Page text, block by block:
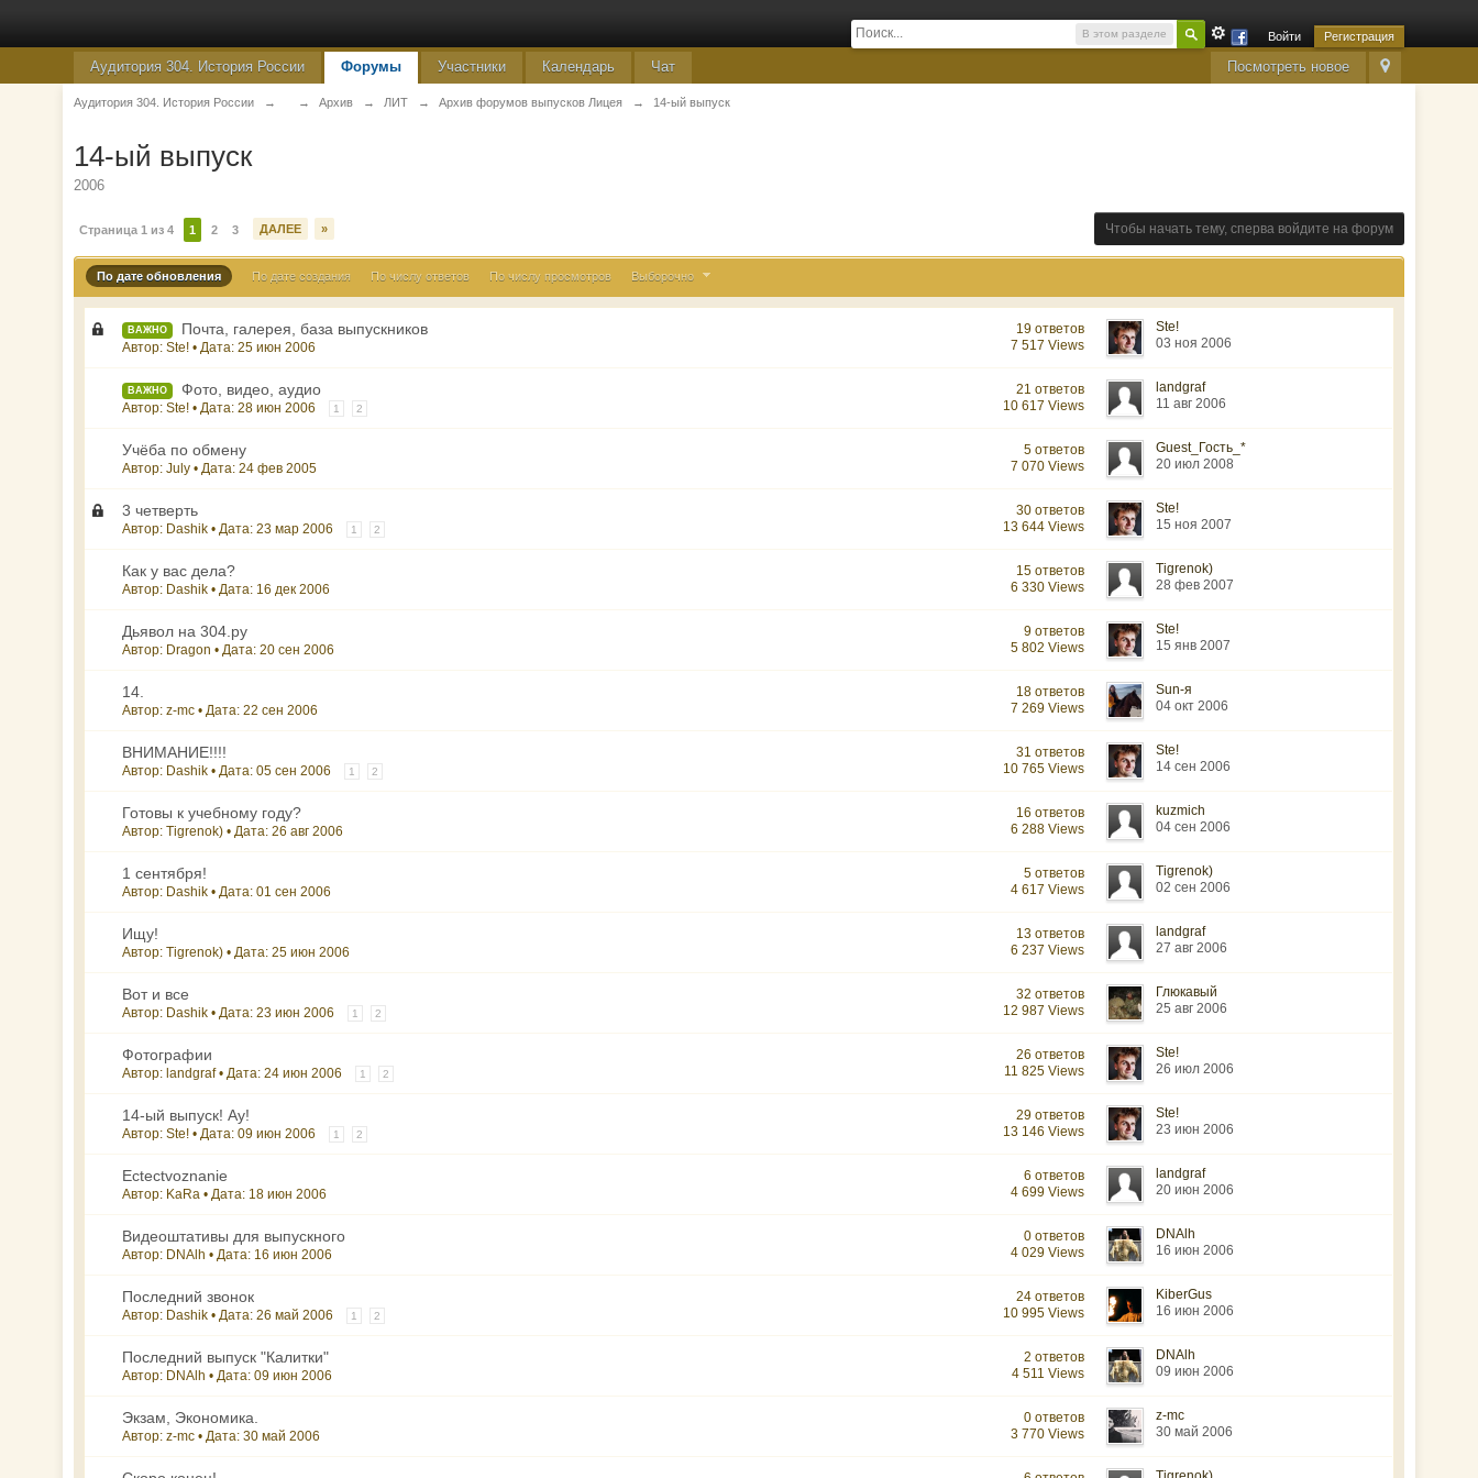
В этом разделе Войти Регистрация
Посмотреть новое
Аудитория 304. История России Форумы Участники Календарь Чат
Аудитория 304. История России → → Архив → ЛИТ → Архив форумов выпусков Лицея → 14-ый выпуск
14-ый выпуск
2006
Страница 1 из 4 1 2 3 ДАЛЕЕ » Чтобы начать тему, сперва войдите на форум
По дате обновления По дате создания По числу ответов По числу просмотров Выборочно
ВАЖНО Почта, галерея, база выпускников
Автор: Ste! • Дата:25 июн 2006
19 ответов
7 517 Views
Ste!
03 ноя 2006
ВАЖНО Фото, видео, аудио
Автор: Ste! • Дата:28 июн 2006 1 2
21 ответов
10 617 Views
landgraf
11 авг 2006
Учёба по обмену
Автор: July • Дата:24 фев 2005
5 ответов
7 070 Views
Guest_Гость_*
20 июл 2008
3 четверть
Автор: Dashik • Дата:23 мар 2006 1 2
30 ответов
13 644 Views
Ste!
15 ноя 2007
Как у вас дела?
Автор: Dashik • Дата: 16 дек 2006
15 ответов
6 330 Views
Tigrenok)
28 фев 2007
Дьявол на 304.ру
Автор: Dragon • Дата:20 сен 2006
9 ответов
5 802 Views
Ste!
15 янв 2007
14.
Автор: z-mc • Дата:22 сен 2006
18 ответов
7 269 Views
Sun-я
04 окт 2006
ВНИМАНИЕ!!!!
Автор: Dashik • Дата:05 сен 2006 1 2
31 ответов
10 765 Views
Ste!
14 сен 2006
Готовы к учебному году?
Автор: Tigrenok) • Дата:26 авг 2006
16 ответов
6 288 Views
kuzmich
04 сен 2006
1 сентября!
Автор: Dashik • Дата:01 сен 2006
5 ответов
4 617 Views
Tigrenok)
02 сен 2006
Ищу!
Автор: Tigrenok) • Дата:25 июн 2006
13 ответов
6 237 Views
landgraf
27 авг 2006
Вот и все
Автор: Dashik • Дата:23 июн 2006 1 2
32 ответов
12 987 Views
Глюкавый
25 авг 2006
Фотографии
Автор: landgraf • Дата:24 июн 2006 1 2
26 ответов
11 825 Views
Ste!
26 июл 2006
14-ый выпуск! Ау!
Автор: Ste! • Дата:09 июн 2006 1 2
29 ответов
13 146 Views
Ste!
23 июн 2006
Ectectvoznanie
Автор: KaRa • Дата: 18 июн 2006
6 ответов
4 699 Views
landgraf
20 июн 2006
Видеоштативы для выпускного
Автор: DNAlh • Дата: 16 июн 2006
0 ответов
4 029 Views
DNAlh
16 июн 2006
Последний звонок
Автор: Dashik • Дата:26 май 2006 1 2
24 ответов
10 995 Views
KiberGus
16 июн 2006
Последний выпуск "Калитки"
Автор: DNAlh • Дата:09 июн 2006
2 ответов
4 511 Views
DNAlh
09 июн 2006
Экзам, Экономика.
Автор: z-mc • Дата:30 май 2006
0 ответов
3 770 Views
z-mc
30 май 2006